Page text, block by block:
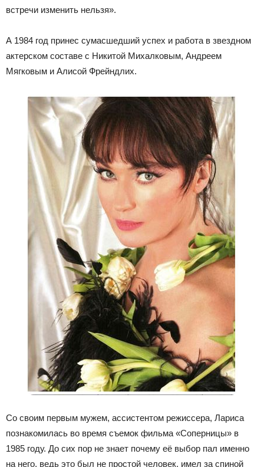
встречи изменить нельзя».
А 1984 год принес сумасшедший успех и работа в звездном
актерском составе с Никитой Михалковым, Андреем
Мягковым и Алисой Фрейндлих.
Со своим первым мужем, ассистентом режиссера, Лариса
познакомилась во время съемок фильма «Соперницы» в
1985 году. До сих пор не знает почему её выбор пал именно
на него, ведь это был не простой человек, имел за спиной